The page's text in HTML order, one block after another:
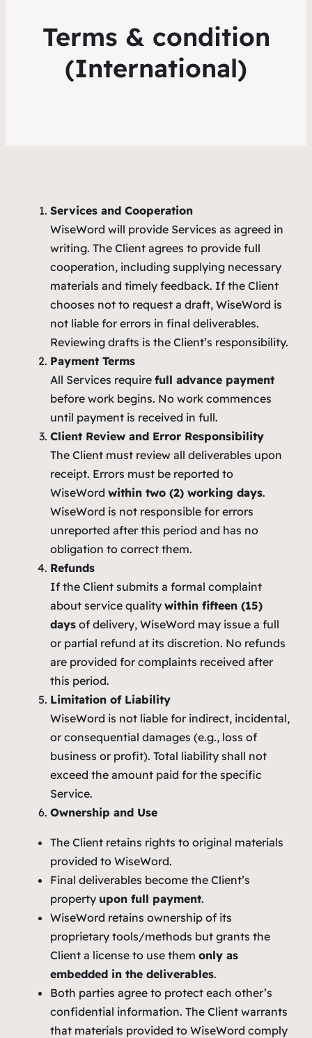
Terms & condition
(International)
Services and Cooperation
WiseWord will provide Services as agreed in
writing. The Client agrees to provide full
cooperation, including supplying necessary
materials and timely feedback. If the Client
chooses not to request a draft, WiseWord is
not liable for errors in final deliverables.
Reviewing drafts is the Client’s responsibility.
Payment Terms
All Services require full advance payment
before work begins. No work commences
until payment is received in full.
Client Review and Error Responsibility
The Client must review all deliverables upon
receipt. Errors must be reported to
WiseWord within two (2) working days.
WiseWord is not responsible for errors
unreported after this period and has no
obligation to correct them.
Refunds
If the Client submits a formal complaint
about service quality within fifteen (15)
days of delivery, WiseWord may issue a full
or partial refund at its discretion. No refunds
are provided for complaints received after
this period.
Limitation of Liability
WiseWord is not liable for indirect, incidental,
or consequential damages (e.g., loss of
business or profit). Total liability shall not
exceed the amount paid for the specific
Service.
Ownership and Use
The Client retains rights to original materials
provided to WiseWord.
Final deliverables become the Client’s
property upon full payment.
WiseWord retains ownership of its
proprietary tools/methods but grants the
Client a license to use them only as
embedded in the deliverables.
Both parties agree to protect each other’s
confidential information. The Client warrants
that materials provided to WiseWord comply